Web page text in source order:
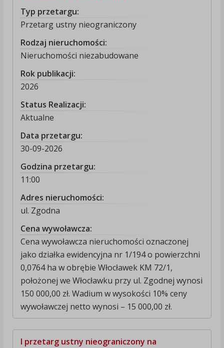
Typ przetargu:
Przetarg ustny nieograniczony
Rodzaj nieruchomości:
Nieruchomości niezabudowane
Rok publikacji:
2026
Status Realizacji:
Aktualne
Data przetargu:
30-09-2026
Godzina przetargu:
11:00
Adres nieruchomości:
ul. Zgodna
Cena wywoławcza:
Cena wywoławcza nieruchomości oznaczonej
jako działka ewidencyjna nr 1/194 o powierzchni
0,0764 ha w obrębie Włocławek KM 72/1,
położonej we Włocławku przy ul. Zgodnej wynosi
150 000,00 zł. Wadium w wysokości 10% ceny
wywoławczej netto wynosi – 15 000,00 zł.
I przetarg ustny nieograniczony na